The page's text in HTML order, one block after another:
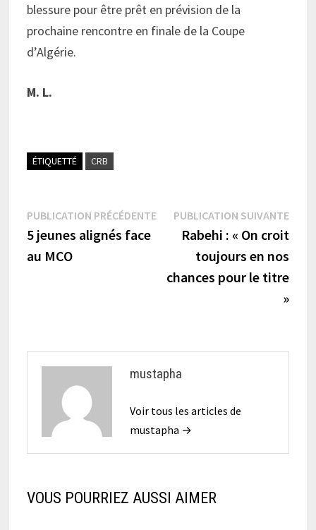
blessure pour être prêt en prévision de la
prochaine rencontre en finale de la Coupe
d’Algérie.
M. L.
ÉTIQUETTÉ CRB
Navigation
de
PUBLICATION PRÉCÉDENTEPublication
précédente :
5 jeunes alignés face
au MCO
PUBLICATION SUIVANTE
Rabehi : « On croit
toujours en nos
chances pour le titre
»
mustapha
Voir tous les articles de
mustapha →
VOUS POURRIEZ AUSSI AIMER